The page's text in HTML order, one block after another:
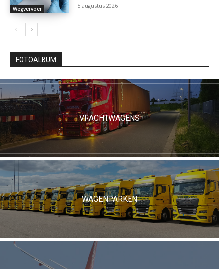
Wegvervoer 5 augustus 2026
FOTOALBUM
VRACHTWAGENS
WAGENPARKEN